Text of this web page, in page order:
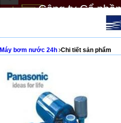
Công ty Cổ
Máy bơm nước 24h Chi tiết sản phẩm